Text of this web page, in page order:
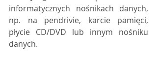
informatycznych nośnikach danych,
np. na pendrivie, karcie pamięci,
płycie CD/DVD lub innym nośniku
danych.